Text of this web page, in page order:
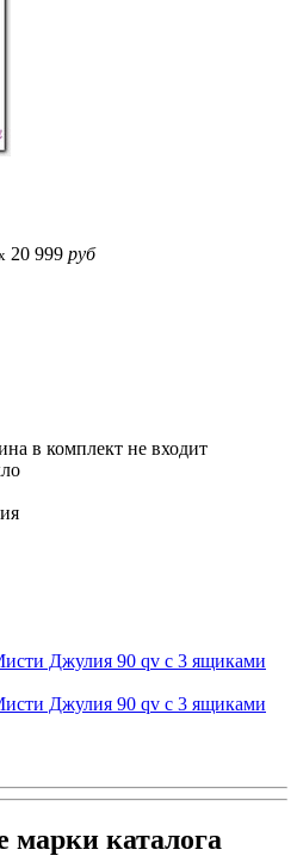
20 999 руб
в комплект не входит
Джулия 90 qv с 3 ящиками
Джулия 90 qv с 3 ящиками
марки каталога